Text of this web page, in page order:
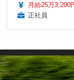
月給25万3,200
正社員